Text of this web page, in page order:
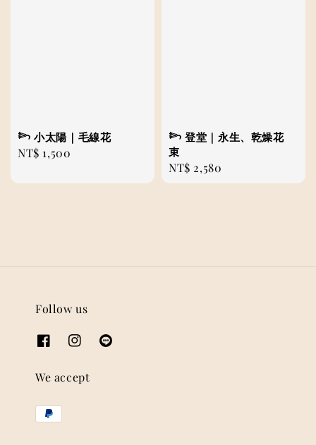
𓆸 小太陽｜毛線花
Regular
NT$ 1,500
𓆸 登堂｜永生、乾燥花
束
Regular
price
NT$ 2,580
Follow us
We accept